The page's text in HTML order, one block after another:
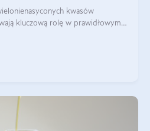
kwasów
kluczową rolę w prawidłowym